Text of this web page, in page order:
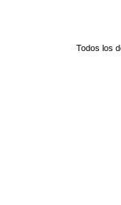
Todos los